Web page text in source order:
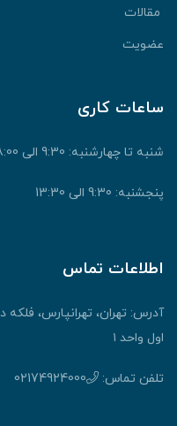
مقالات
عضویت
ساعات کاری
شنبه تا چهارشنبه: 9:30 الی 18:00
پنجشنبه: 9:30 الی 13:30
اطلاعات تماس
اول واحد ۱
تلفن تماس: 02174924000